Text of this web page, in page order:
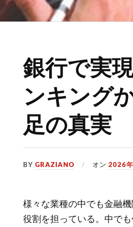
銀行で実
ンキング
足の真実
BYGRAZIANO オン2026
様々な業種の中でも金融
役割を担っている。 中で